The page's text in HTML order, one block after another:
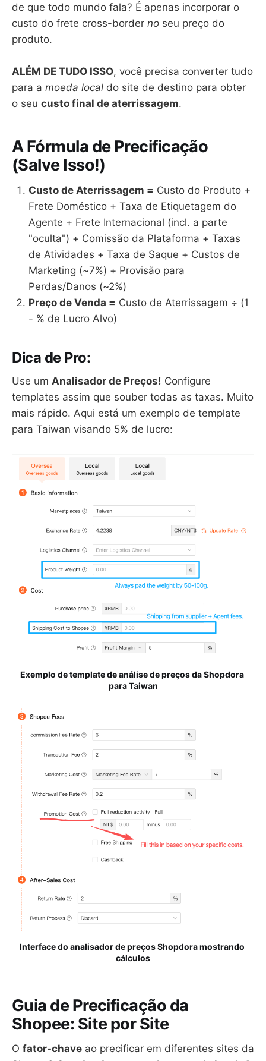
de que todo mundo fala? É apenas incorporar o
custo do frete cross-border no seu preço do
produto.
ALÉM DE TUDO ISSO, você precisa converter tudo
para a moeda local do site de destino para obter
o seu custo final de aterrissagem.
A Fórmula de Precificação
(Salve Isso!)
Custo de Aterrissagem = Custo do Produto +
Frete Doméstico + Taxa de Etiquetagem do
Agente + Frete Internacional (incl. a parte
"oculta") + Comissão da Plataforma + Taxas
de Atividades + Taxa de Saque + Custos de
Marketing (~7%) + Provisão para
Perdas/Danos (~2%)
Preço de Venda = Custo de Aterrissagem ÷ (1
- % de Lucro Alvo)
Dica de Pro:
Use um Analisador de Preços! Configure
templates assim que souber todas as taxas. Muito
mais rápido. Aqui está um exemplo de template
para Taiwan visando 5% de lucro:
Exemplo de template de análise de preços da Shopdora
para Taiwan
Interface do analisador de preços Shopdora mostrando
cálculos
Guia de Precificação da
Shopee: Site por Site
O fator-chave ao precificar em diferentes sites da